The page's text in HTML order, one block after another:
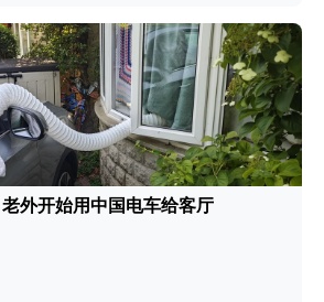
外开始用中国电车给客厅